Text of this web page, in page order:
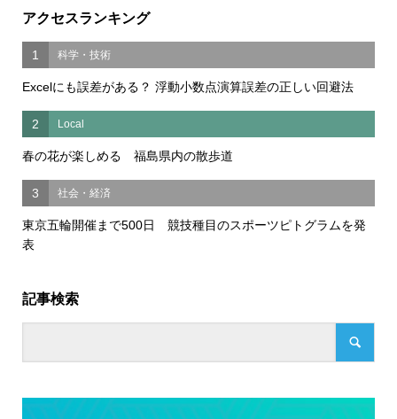
アクセスランキング
1 科学・技術
Excelにも誤差がある？ 浮動小数点演算誤差の正しい回避法
2 Local
春の花が楽しめる 福島県内の散歩道
3 社会・経済
東京五輪開催まで500日 競技種目のスポーツピトグラムを発
表
記事検索